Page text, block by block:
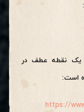
یک نقطه عطف در
https://